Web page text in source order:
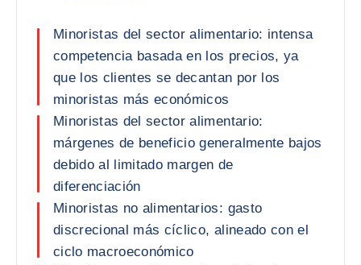
Minoristas del sector alimentario: intensa
competencia basada en los precios, ya
que los clientes se decantan por los
minoristas más económicos
Minoristas del sector alimentario:
márgenes de beneficio generalmente bajos
debido al limitado margen de
diferenciación
Minoristas no alimentarios: gasto
discrecional más cíclico, alineado con el
ciclo macroeconómico